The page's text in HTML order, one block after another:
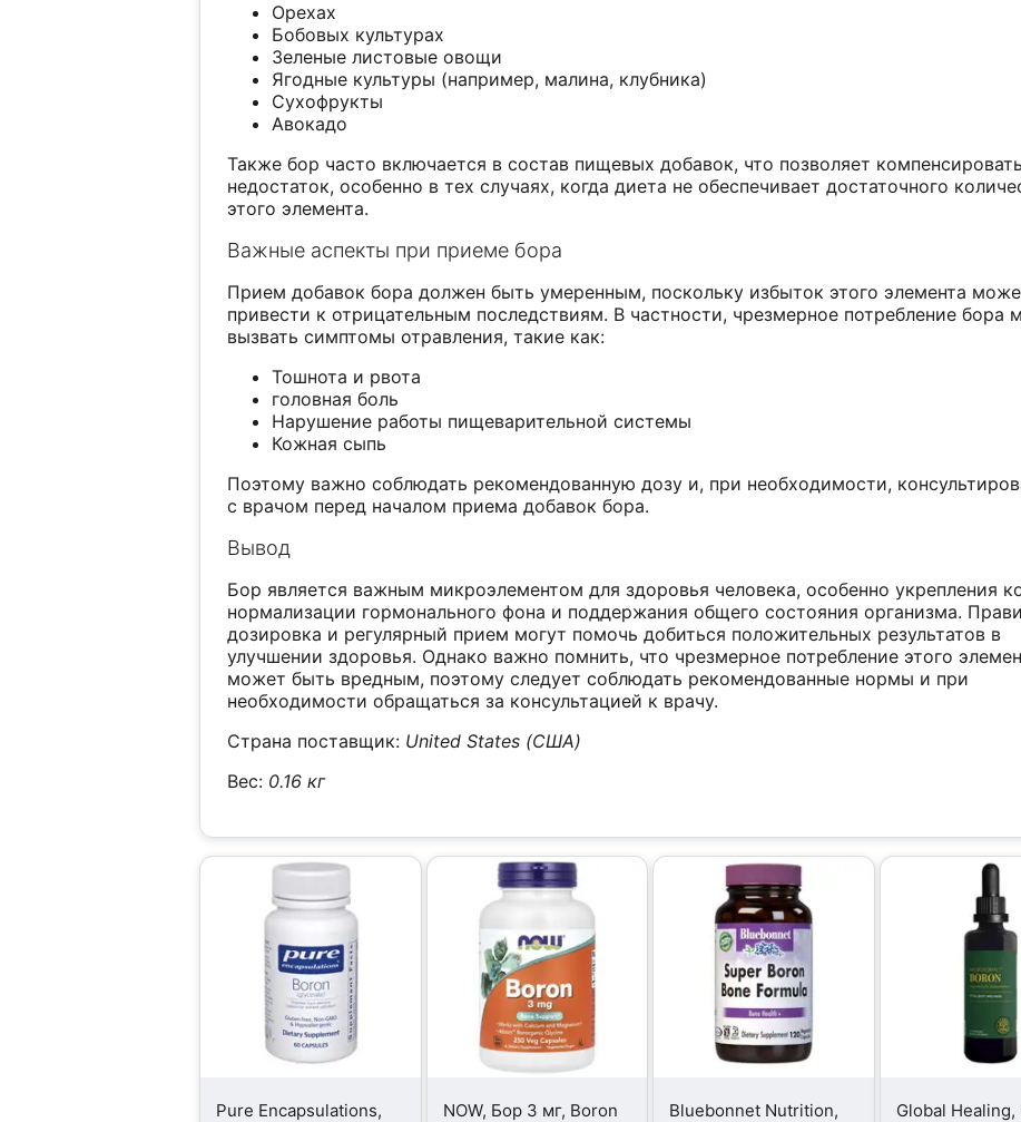
Орехах
Бобовых культурах
Зеленые листовые овощи
Ягодные культуры (например, малина, клубника)
Сухофрукты
Авокадо
Также бор часто включается в состав пищевых добавок, что позволяет компенсировать
недостаток, особенно в тех случаях, когда диета не обеспечивает достаточного
этого элемента.
Важные аспекты при приеме бора
Прием добавок бора должен быть умеренным, поскольку избыток этого элемента
привести к отрицательным последствиям. В частности, чрезмерное потребление бора
вызвать симптомы отравления, такие как:
Тошнота и рвота
головная боль
Нарушение работы пищеварительной системы
Кожная сыпь
Поэтому важно соблюдать рекомендованную дозу и, при необходимости,
с врачом перед началом приема добавок бора.
Вывод
Бор является важным микроэлементом для здоровья человека, особенно укрепления
нормализации гормонального фона и поддержания общего состояния организма.
дозировка и регулярный прием могут помочь добиться положительных результатов в
улучшении здоровья. Однако важно помнить, что чрезмерное потребление этого
может быть вредным, поэтому следует соблюдать рекомендованные нормы и при
необходимости обращаться за консультацией к врачу.
Страна поставщик: United States (США)
Вес: 0.16 кг
Pure Encapsulations, NOW, Бор 3 мг, Boron Bluebonnet Nutrition, Global Healing,